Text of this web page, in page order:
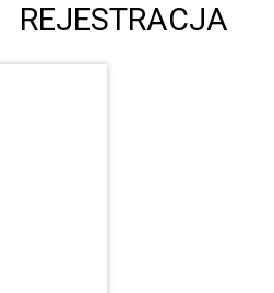
REJESTRACJA